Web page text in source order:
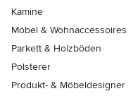
Kamine
Möbel & Wohnaccessoires
Parkett & Holzböden
Polsterer
Produkt- & Möbeldesigner